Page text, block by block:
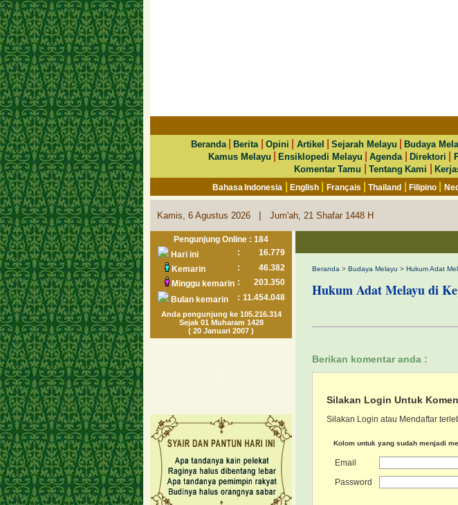
Beranda|Berita Opini Artikel |Sejarah Melayu |Budaya
Kamus Melayu
|Ensiklopedi Melayu |Agenda |Direktori
Komentar Tamu
|Tentang Kami |
Bahasa Indonesia |English Français |Thailand |Filipino
Kamis, 6 Agustus 2026 | Jum'ah, 21 Shafar 1448 H
Pengunjung Online : 184
Hari ini
:
16.779
Kemarin
:
46.382
Minggu kemarin :
203.350
Bulan kemarin
: 11.454.048
Anda pengunjung ke 105.216.314
Sejak 01 Muharam 1428
( 20 Januari 2007 )
Beranda > Budaya Melayu > Hukum Adat
Hukum Adat Melayu di
Berikan komentar anda :
Silakan Login Untuk
Silakan Login atau Mendaftar
Kolom untuk yang sudah menjadi
Email
Password